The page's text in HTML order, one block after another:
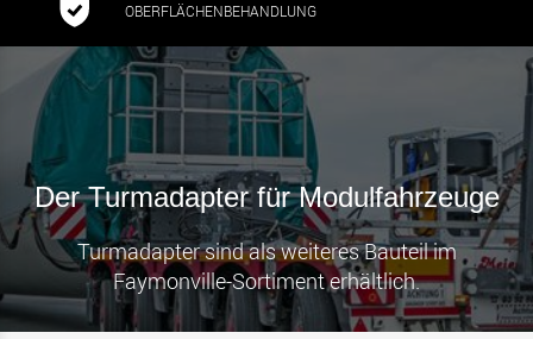
OBERFLÄCHENBEHANDLUNG
Der Turmadapter für Modulfahrzeuge
Turmadapter sind als weiteres Bauteil im
Faymonville-Sortiment erhältlich.